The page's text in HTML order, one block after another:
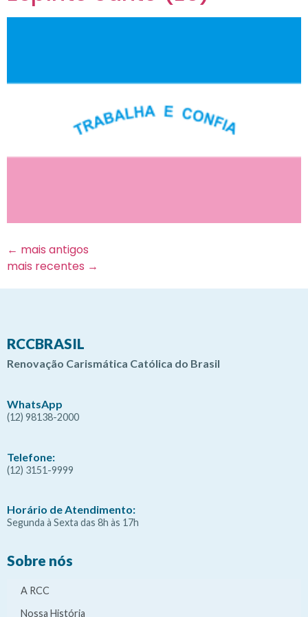
← mais antigos
mais recentes →
RCCBRASIL
Renovação Carismática Católica do Brasil
WhatsApp
(12) 98138-2000
Telefone:
(12) 3151-9999
Horário de Atendimento:
Segunda à Sexta das 8h às 17h
Sobre nós
A RCC
Nossa História